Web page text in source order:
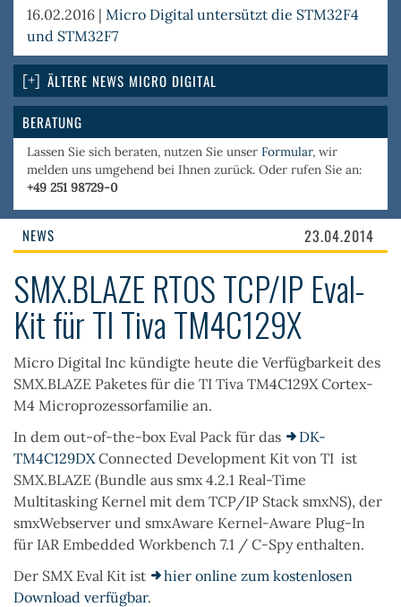
16.02.2016 | Micro Digital untersützt die STM32F4
und STM32F7
ÄLTERE NEWS MICRO DIGITAL
BERATUNG
Lassen Sie sich beraten, nutzen Sie unser Formular, wir
melden uns umgehend bei Ihnen zurück. Oder rufen Sie an:
+49 251 98729-0
NEWS 23.04.2014
SMX.BLAZE RTOS TCP/IP Eval-
Kit für TI Tiva TM4C129X
Micro Digital Inc kündigte heute die Verfügbarkeit des
SMX.BLAZE Paketes für die TI Tiva TM4C129XCortex-
M4 Microprozessorfamilie an.
In dem out-of-the-box Eval Pack für das
DK-
TM4C129DXConnected Development Kit von TI ist
SMX.BLAZE (Bundle aus smx 4.2.1 Real-Time
Multitasking Kernel mit dem TCP/IP Stack smxNS), der
smxWebserver und smxAware Kernel-Aware Plug-In
für IAR Embedded Workbench 7.1 / C-Spy enthalten.
Der SMXEval Kit ist
hier online zum kostenlosen
Download verfügbar.